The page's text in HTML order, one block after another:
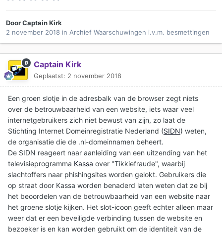
DoorCaptain Kirk
2 november 2018 in Archief Waarschuwingen i.v.m. besmettingen
Captain Kirk
Geplaatst: 2 november 2018
Een groen slotje in de adresbalk van de browser zegt niets
over de betrouwbaarheid van een website, iets waar veel
internetgebruikers zich niet bewust van zijn, zo laat de
Stichting Internet Domeinregistratie Nederland (SIDN) weten,
de organisatie die de .nl-domeinnamen beheert.
De SIDN reageert naar aanleiding van een uitzending van het
televisieprogramma Kassa over "Tikkiefraude", waarbij
slachtoffers naar phishingsites worden gelokt. Gebruikers die
op straat door Kassa worden benaderd laten weten dat ze bij
het beoordelen van de betrouwbaarheid van een website naar
het groene slotje kijken. Het slot-icoon geeft echter alleen maar
weer dat er een beveiligde verbinding tussen de website en
bezoeker is en kan worden gebruikt om de identiteit van de